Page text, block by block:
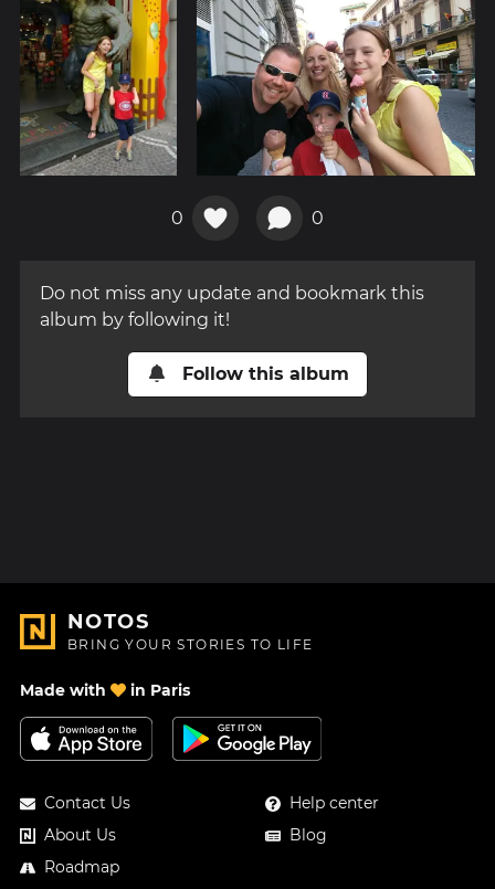
0 0
Do not miss any update and bookmark this
album by following it!
Follow this album
NOTOS
BRING YOUR STORIES TO LIFE
Made with in Paris
Contact Us
About Us
Roadmap
Help center
Blog